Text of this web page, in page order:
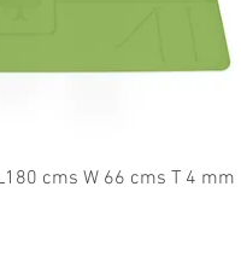
overzichtcms W 66 cms T 4 mm